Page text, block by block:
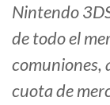
Nintendo
de todo el
comuniones,
cuota de